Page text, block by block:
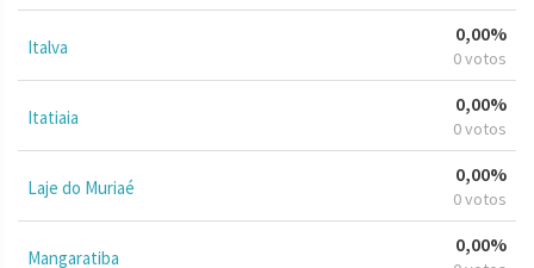
Italva
0,00%
0 votos
Itatiaia
0,00%
0 votos
Laje do Muriaé
0,00%
0 votos
Mangaratiba
0,00%